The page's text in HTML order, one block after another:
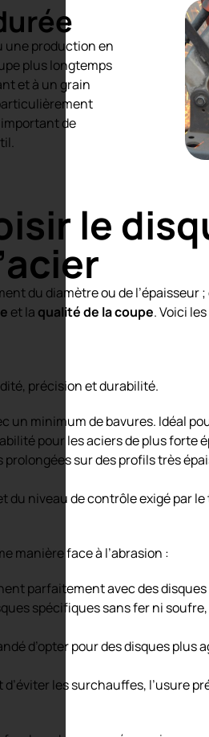
une production en
plus longtemps
et à un grain
de
le
du diamètre ou de
et la qualité de la coupe. Voici
précision et durabilité.
un minimum de bavures. Idéal
pour les aciers de plus forte
sur des profils très
du niveau de contrôle exigé par
manière face à l’abrasion :
parfaitement avec des disques
spécifiques sans fer ni
d’opter pour des disques
les surchauffes, l’usure